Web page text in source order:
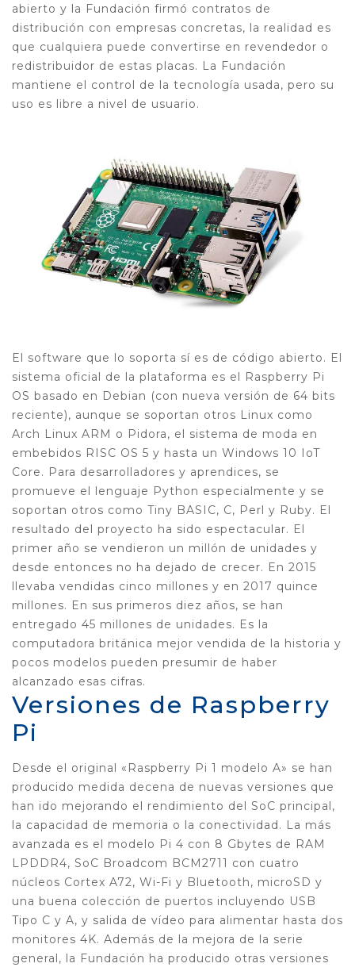
abierto y la Fundación firmó contratos de
distribución con empresas concretas, la realidad es
que cualquiera puede convertirse en revendedor o
redistribuidor de estas placas. La Fundación
mantiene el control de la tecnología usada, pero su
uso es libre a nivel de usuario.
El software que lo soporta sí es de código abierto. El
sistema oficial de la plataforma es el Raspberry Pi
OS basado en Debian (con nueva versión de 64 bits
reciente), aunque se soportan otros Linux como
Arch Linux ARM o Pidora, el sistema de moda en
embebidos RISC OS 5 y hasta un Windows 10 IoT
Core. Para desarrolladores y aprendices, se
promueve el lenguaje Python especialmente y se
soportan otros como Tiny BASIC, C, Perl y Ruby. El
resultado del proyecto ha sido espectacular. El
primer año se vendieron un millón de unidades y
desde entonces no ha dejado de crecer. En 2015
llevaba vendidas cinco millones y en 2017 quince
millones. En sus primeros diez años, se han
entregado 45 millones de unidades. Es la
computadora británica mejor vendida de la historia y
pocos modelos pueden presumir de haber
alcanzado esas cifras.
Versiones de Raspberry
Pi
Desde el original «Raspberry Pi 1 modelo A» se han
producido medida decena de nuevas versiones que
han ido mejorando el rendimiento del SoC principal,
la capacidad de memoria o la conectividad. La más
avanzada es el modelo Pi 4 con 8 Gbytes de RAM
LPDDR4, SoC Broadcom BCM2711 con cuatro
núcleos Cortex A72, Wi-Fi y Bluetooth, microSD y
una buena colección de puertos incluyendo USB
Tipo C y A, y salida de vídeo para alimentar hasta dos
monitores 4K. Además de la mejora de la serie
general, la Fundación ha producido otras versiones